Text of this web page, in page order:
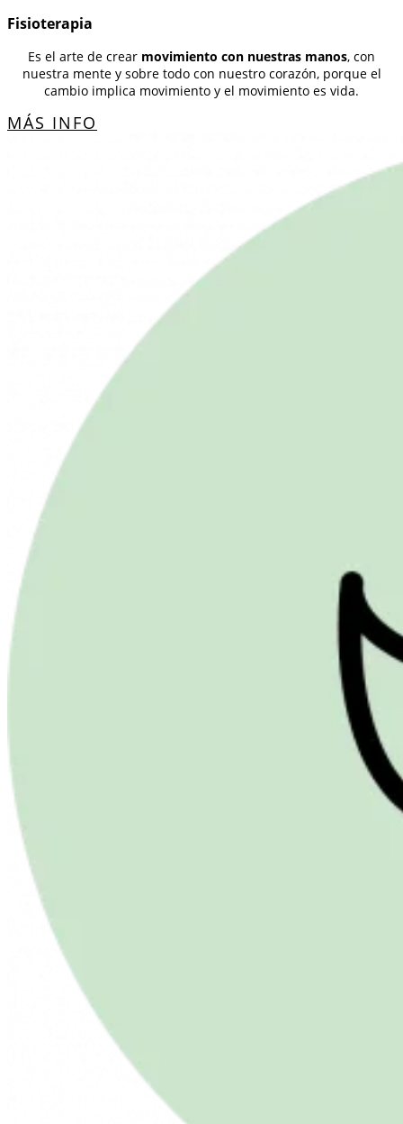
Fisioterapia
Es el arte de crear movimiento con nuestras manos, con
nuestra mente y sobre todo con nuestro corazón, porque el
cambio implica movimiento y el movimiento es vida.
MÁS INFO